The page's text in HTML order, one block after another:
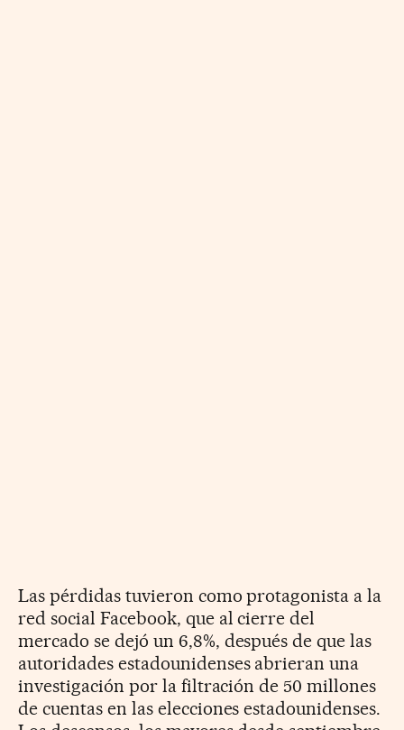
Las pérdidas tuvieron como protagonista a la
red social Facebook, que al cierre del
mercado se dejó un 6,8%, después de que las
autoridades estadounidenses abrieran una
investigación por la filtración de 50 millones
de cuentas en las elecciones estadounidenses.